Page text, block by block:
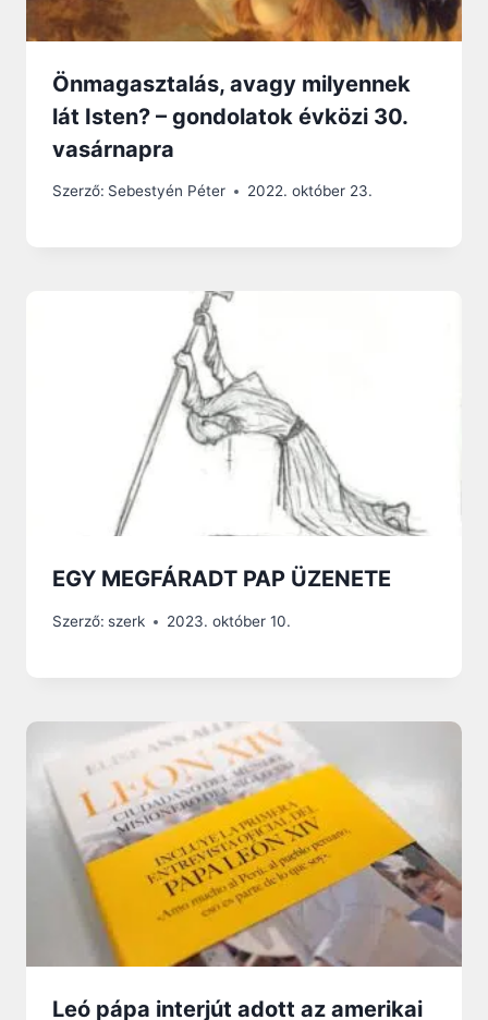
Önmagasztalás, avagy milyennek
lát Isten? – gondolatok évközi 30.
vasárnapra
Szerző: Sebestyén Péter 2022. október 23.
EGY MEGFÁRADT PAP ÜZENETE
Szerző: szerk 2023. október 10.
Leó pápa interjút adott az amerikai